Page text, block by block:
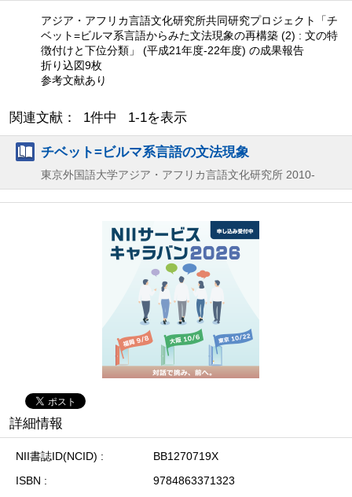
アジア・アフリカ言語文化研究所共同研究プロジェクト「チ
ベット=ビルマ系言語からみた文法現象の再構築 (2) : 文の特
徴付けと下位分類」 (平成21年度-22年度) の成果報告
折り込図9枚
参考文献あり
関連文献： 1件中 1-1を表示
チベット=ビルマ系言語の文法現象
東京外国語大学アジア・アフリカ言語文化研究所 2010-
詳細情報
NII書誌ID(NCID)
BB1270719X
ISBN
9784863371323